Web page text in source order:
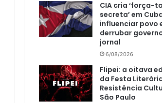
CIA cria ‘força-
secreta’ em
influenciar povo
derrubar
jornal
6/08/2026
Flipei: a oitava
da Festa
Resistência
São Paulo